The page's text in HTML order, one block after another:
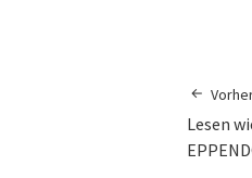
Lesen